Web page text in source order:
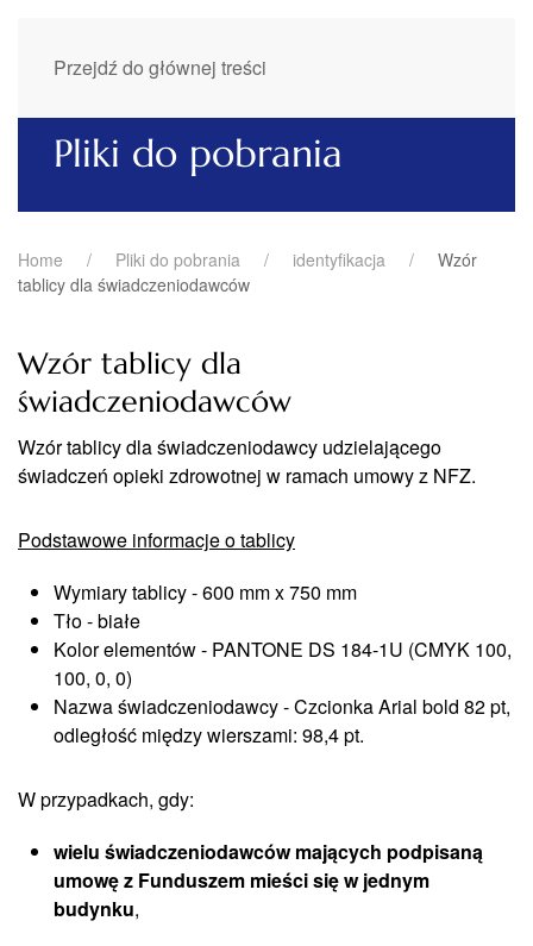
Przejdź do głównej treści
Pliki do pobrania
Home Pliki do pobrania identyfikacja
Wzór
tablicy dla świadczeniodawców
Wzór tablicy dla
świadczeniodawców
Wzór tablicy dla świadczeniodawcy udzielającego
świadczeń opieki zdrowotnej w ramach umowy z NFZ.
Podstawowe informacje o tablicy
Wymiary tablicy - 600 mm x 750 mm
Tło - białe
Kolor elementów - PANTONE DS 184-1U (CMYK 100,
100, 0, 0)
Nazwa świadczeniodawcy - Czcionka Arial bold 82 pt,
odległość między wierszami: 98,4 pt.
W przypadkach, gdy:
wielu świadczeniodawców mających podpisaną
umowę z Funduszem mieści się w jednym
budynku,